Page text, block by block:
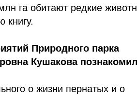
га обитают редкие
книгу.
Природного парка
Кушакова
о жизни пернатых и о